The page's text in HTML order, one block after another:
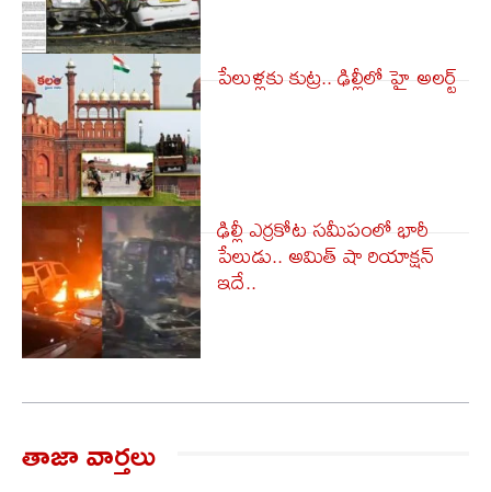
పేలుళ్లకు కుట్ర.. ఢిల్లీలో హై అలర్ట్​
ఢిల్లీ ఎర్రకోట సమీపంలో భారీ
పేలుడు.. అమిత్ షా రియాక్షన్
ఇదే..
తాజా వార్త‌లు